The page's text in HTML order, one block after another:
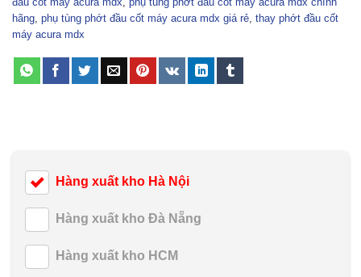
hãng, phụ tùng phớt đầu cốt máy acura mdx giá rẻ, thay phớt đầu cốt
máy acura mdx
Hàng xuất kho Hà Nội
Hàng xuất kho Đà Nẵng
Hàng xuất kho HCM